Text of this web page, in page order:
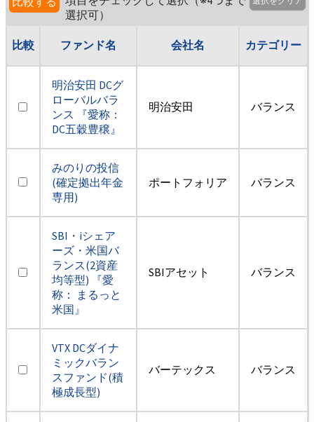
選択可）
比較 ファンド名 会社名 カテゴリー
明治安田 DCグ
ローバルバラ
ンス 『愛称：
DC五穀豊穣』
明治安田 バランス
みのりの投信
(確定拠出年金
専用)
ポートフォリア バランス
SBI・iシェア
ーズ・米国バ
ランス(2資産
均等型) 『愛
称： まるっと
米国』
SBIアセット バランス
VTX DCダイナ
ミックバラン
スファンド(積
極成長型)
バーテックス バランス